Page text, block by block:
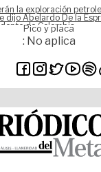
la exploración
dijo Abelardo De la
de Colombia
Pico y placa
: No aplica